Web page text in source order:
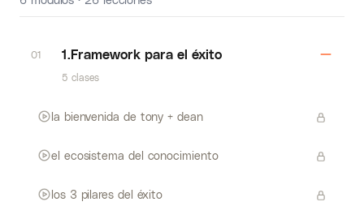
01 1.Framework para el éxito
5 clases
la bienvenida de tony + dean
el ecosistema del conocimiento
los 3 pilares del éxito